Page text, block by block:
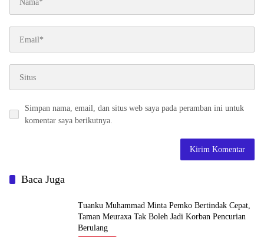
Simpan nama, email, dan situs web saya pada peramban ini untuk
komentar saya berikutnya.
Baca Juga
Tuanku Muhammad Minta Pemko Bertindak Cepat,
Taman Meuraxa Tak Boleh Jadi Korban Pencurian
Berulang